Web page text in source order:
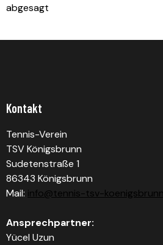
abgesagt
Kontakt
Tennis-Verein
TSV Königsbrunn
Sudetenstraße 1
86343 Königsbrunn
Mail: info@tennis-tsv-
Ansprechpartner:
Yücel Uzun